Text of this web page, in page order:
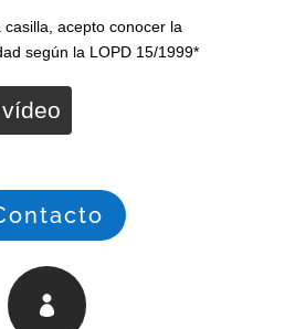
casilla, acepto conocer la
según la LOPD 15/1999*
